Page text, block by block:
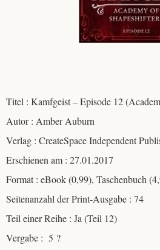
Titel : Kamfgeist – Episode 12
Autor : Amber Auburn
Verlag : CreateSpace Independent
Erschienen am : 27.01.2017
Format : eBook (0,99), Taschenbuch
Seitenanzahl der Print-Ausgabe : 74
Teil einer Reihe : Ja (Teil 12)
Vergabe : 5 ?